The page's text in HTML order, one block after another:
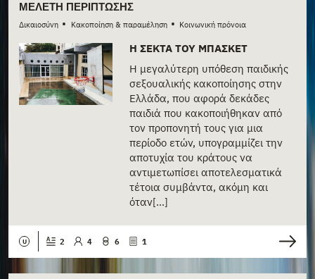
ΜΕΛΈΤΗ ΠΕΡΊΠΤΩΣΗΣ
Δικαιοσύνη • Κακοποίηση & παραμέληση • Κοινωνική πρόνοια
Η ΣΈΚΤΑ ΤΟΥ ΜΠΆΣΚΕΤ
Η μεγαλύτερη υπόθεση παιδικής
σεξουαλικής κακοποίησης στην
Ελλάδα, που αφορά δεκάδες
παιδιά που κακοποιήθηκαν από
τον προπονητή τους για μια
περίοδο ετών, υπογραμμίζει την
αποτυχία του κράτους να
αντιμετωπίσει αποτελεσματικά
τέτοια συμβάντα, ακόμη και
όταν[...]
U 2 4 6 1